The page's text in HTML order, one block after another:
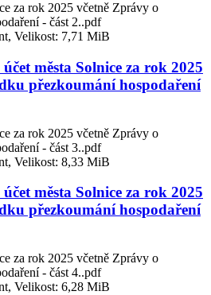
za rok 2025 včetně Zprávy o
- část 2..pdf
Velikost: 7,71 MiB
města Solnice za rok 2025
přezkoumání hospodaření
za rok 2025 včetně Zprávy o
- část 3..pdf
Velikost: 8,33 MiB
města Solnice za rok 2025
přezkoumání hospodaření
za rok 2025 včetně Zprávy o
- část 4..pdf
Velikost: 6,28 MiB